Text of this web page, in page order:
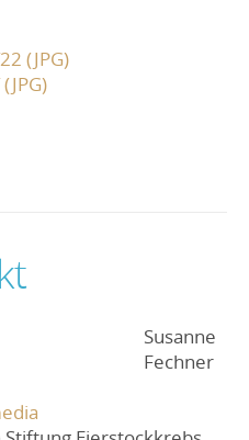
(JPG)
Susanne
Fechner